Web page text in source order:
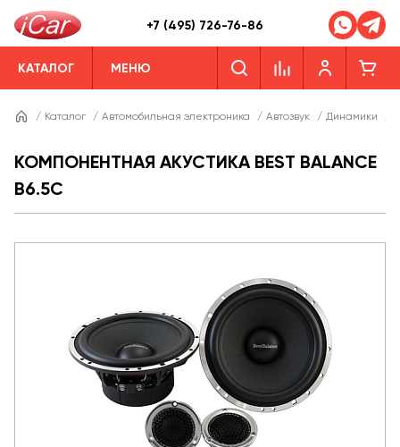
+7 (495) 726-76-86
КАТАЛОГ МЕНЮ
/ Каталог / Автомобильная электроника / Автозвук / Динамики
КОМПОНЕНТНАЯ АКУСТИКА BEST BALANCE
B6.5C